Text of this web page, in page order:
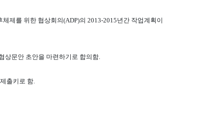
제를 위한 협상회의(ADP)의 2013-2015년간 작업계획이
상문안 초안을 마련하기로 합의함.
출키로 함.